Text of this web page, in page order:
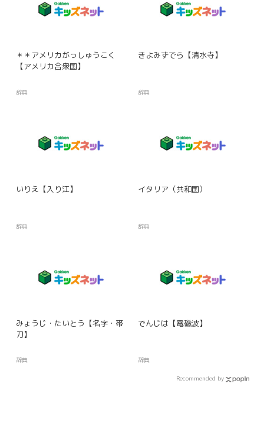
＊＊アメリカがっしゅうこく
【アメリカ合衆国】
辞典
きよみずでら【清水寺】
辞典
いりえ【入り江】
辞典
イタリア（共和国）
辞典
みょうじ・たいとう【名字・帯
刀】
辞典
でんじは【電磁波】
辞典
Recommended by